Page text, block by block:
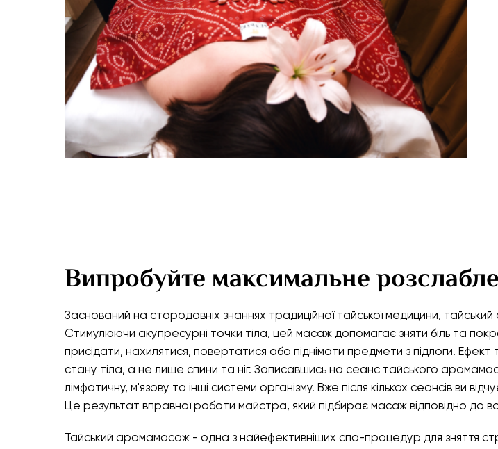
Випробуйте максимальне
Заснований на стародавніх знаннях традиційної тайської медицини,
Стимулюючи акупресурні точки тіла, цей масаж допомагає зняти біль та
присідати, нахилятися, повертатися або піднімати предмети з підлоги.
стану тіла, а не лише спини та ніг. Записавшись на сеанс тайського
лімфатичну, м'язову та інші системи організму. Вже після кількох сеансів ви
Це результат вправної роботи майстра, який підбирає масаж відповідно до
Тайський аромамасаж - одна з найефективніших спа-процедур для зняття